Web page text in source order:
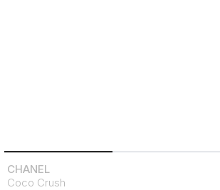
CHANEL
Coco Crush